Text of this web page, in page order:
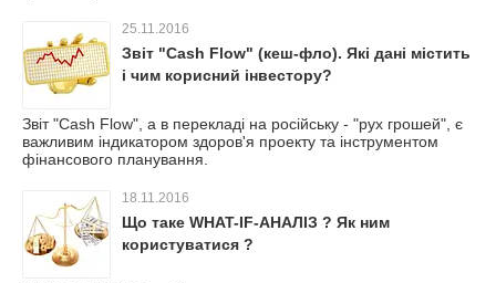
25.11.2016
Звіт "Cash Flow" (кеш-фло). Які дані містить
і чим корисний інвестору?
Звіт "Cash Flow", а в перекладі на російську - "рух грошей", є
важливим індикатором здоров'я проекту та інструментом
фінансового планування.
18.11.2016
Що таке WHAT-IF-АНАЛІЗ ? Як ним
користуватися ?